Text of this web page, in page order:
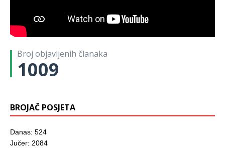
Broj objavljenih članaka
1009
BROJAČ POSJETA
Danas: 524
Jučer: 2084